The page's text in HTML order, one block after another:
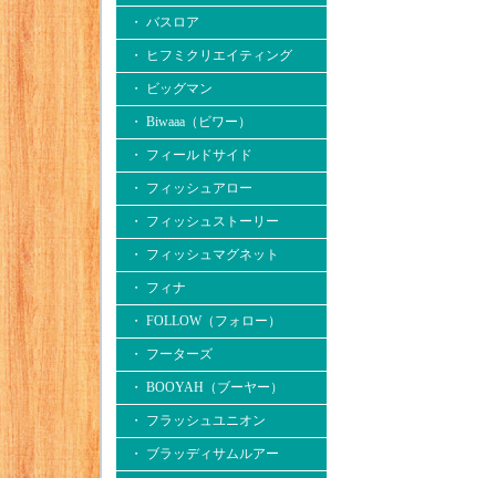
・ バスロア
・ ヒフミクリエイティング
・ ビッグマン
・ Biwaaa（ビワー）
・ フィールドサイド
・ フィッシュアロー
・ フィッシュストーリー
・ フィッシュマグネット
・ フィナ
・ FOLLOW（フォロー）
・ フーターズ
・ BOOYAH（ブーヤー）
・ フラッシュユニオン
・ ブラッディサムルアー